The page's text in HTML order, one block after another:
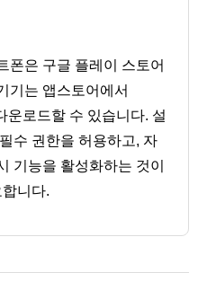
폰은 구글 플레이 스토어
기는 앱스토어에서
운로드할 수 있습니다. 설
수 권한을 허용하고, 자
기능을 활성화하는 것이
니다.